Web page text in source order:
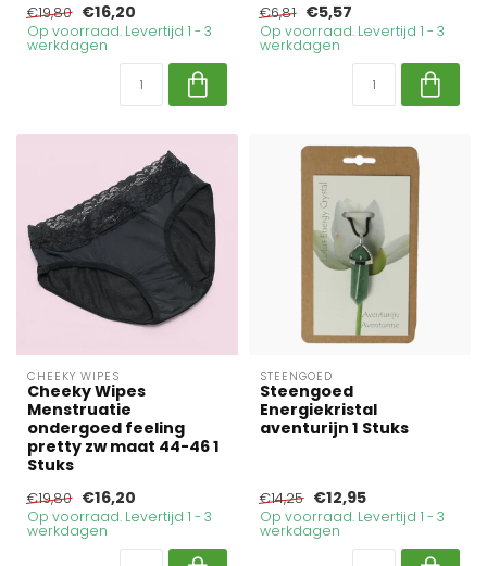
€19,80 €16,20
Op voorraad. Levertijd 1 - 3
werkdagen
€6,81 €5,57
Op voorraad. Levertijd 1 - 3
werkdagen
CHEEKY WIPES
Cheeky Wipes
Menstruatie
ondergoed feeling
pretty zw maat 44-46 1
Stuks
€19,80 €16,20
Op voorraad. Levertijd 1 - 3
werkdagen
STEENGOED
Steengoed
Energiekristal
aventurijn 1 Stuks
€14,25 €12,95
Op voorraad. Levertijd 1 - 3
werkdagen